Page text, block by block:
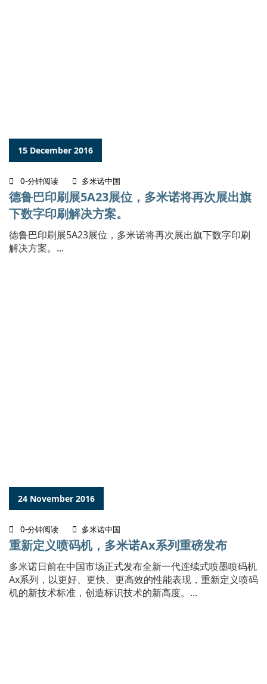
15 December 2016
0-分钟阅读 多米诺中国
德鲁巴印刷展5A23展位，多米诺将再次展出旗
下数字印刷解决方案。
德鲁巴印刷展5A23展位，多米诺将再次展出旗下数字印刷
解决方案。...
24 November 2016
0-分钟阅读 多米诺中国
重新定义喷码机，多米诺Ax系列重磅发布
多米诺日前在中国市场正式发布全新一代连续式喷墨喷码机
Ax系列，以更好、更快、更高效的性能表现，重新定义喷码
机的新技术标准，创造标识技术的新高度。...